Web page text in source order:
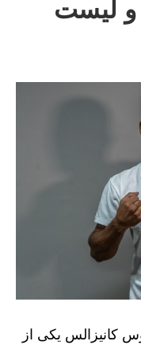
و لیست
کانیزالس یکی از